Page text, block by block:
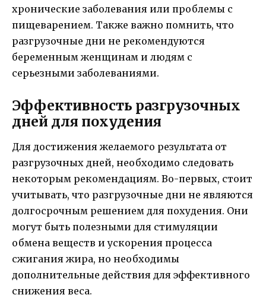
хронические заболевания или проблемы с
пищеварением. Также важно помнить, что
разгрузочные дни не рекомендуются
беременным женщинам и людям с
серьезными заболеваниями.
Эффективность разгрузочных
дней для похудения
Для достижения желаемого результата от
разгрузочных дней, необходимо следовать
некоторым рекомендациям. Во-первых, стоит
учитывать, что разгрузочные дни не являются
долгосрочным решением для похудения. Они
могут быть полезными для стимуляции
обмена веществ и ускорения процесса
сжигания жира, но необходимы
дополнительные действия для эффективного
снижения веса.